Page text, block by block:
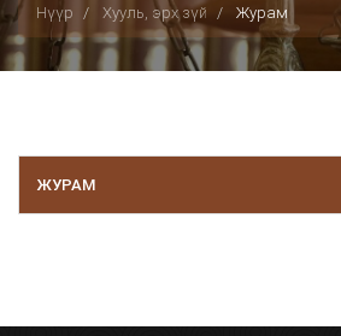
Нүүр Хууль, эрх зүй Журам
ЖУРАМ